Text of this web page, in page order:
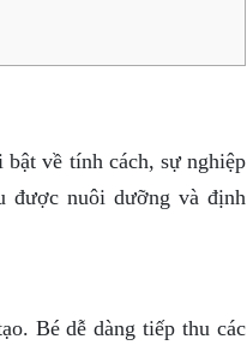
về tính cách, sự nghiệp
được nuôi dưỡng và định
Bé dễ dàng tiếp thu các